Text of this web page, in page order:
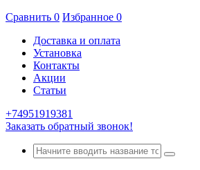
Сравнить 0 Избранное 0
Доставка и оплата
Установка
Контакты
Акции
Статьи
+74951919381
Заказать обратный звонок!